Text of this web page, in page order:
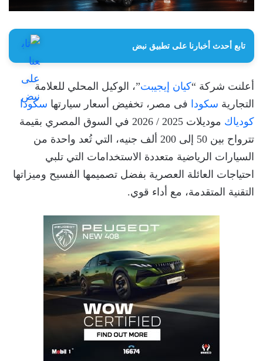
تابع أحدث أخبارنا على تطبيق نبض
أعلنت شركة “كيان إيجيبت”، الوكيل المحلي للعلامة
التجارية سكودا فى مصر، تخفيض أسعار سيارتها سكودا
كودياك
موديلات 2025 / 2026 في السوق المصري بقيمة
تترواح بين 50 إلى 200 ألف جنيه، التي تُعد واحدة من
السيارات الرياضية متعددة الاستخدامات التي تلبي
احتياجات العائلة العصرية بفضل تصميمها الفسيح وميزاتها
التقنية المتقدمة، مع أداء قوي.